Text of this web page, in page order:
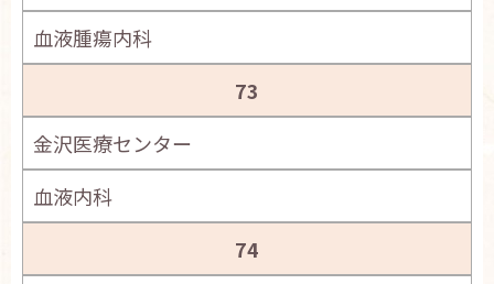
血液腫瘍内科
73
金沢医療センター
血液内科
74